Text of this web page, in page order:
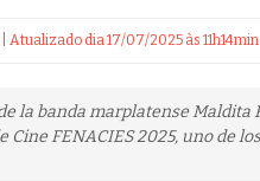
dia 17/07/2025 às 11h14min
la banda marplatense
Cine FENACIES 2025, uno de